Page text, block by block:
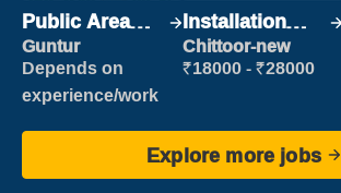
Public Area
Cleaner
Guntur
Depends on
experience/work
Installation
Engineer/
Helper
Chittoor-new
₹18000 - ₹28000
Explore more jobs